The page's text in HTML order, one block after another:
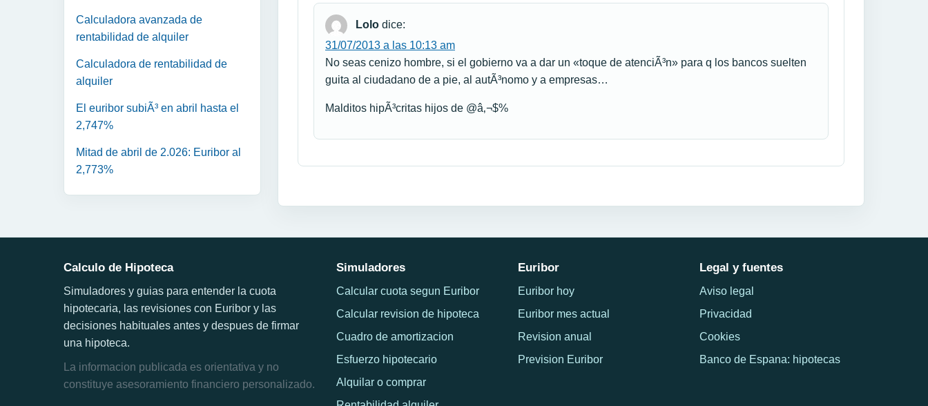
Calculadora avanzada de
rentabilidad de alquiler
Calculadora de rentabilidad de
alquiler
El euribor subiÃ³ en abril hasta el
2,747%
Mitad de abril de 2.026: Euribor al
2,773%
Lolo dice:
31/07/2013 a las 10:13 am
No seas cenizo hombre, si el gobierno va a dar un «toque de atenciÃ³n» para q los bancos suelten
guita al ciudadano de a pie, al autÃ³nomo y a empresas…
Malditos hipÃ³critas hijos de @â‚¬$%
Calculo de Hipoteca
Simuladores y guias para entender la cuota
hipotecaria, las revisiones con Euribor y las
decisiones habituales antes y despues de firmar
una hipoteca.
La informacion publicada es orientativa y no
constituye asesoramiento financiero personalizado.
Simuladores
Calcular cuota segun Euribor
Calcular revision de hipoteca
Cuadro de amortizacion
Esfuerzo hipotecario
Alquilar o comprar
Euribor
Euribor hoy
Euribor mes actual
Revision anual
Prevision Euribor
Legal y fuentes
Aviso legal
Privacidad
Cookies
Banco de Espana: hipotecas